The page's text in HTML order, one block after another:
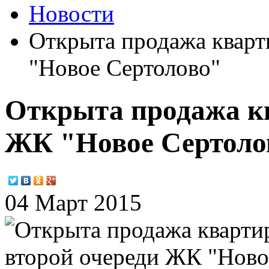
Новости
Открыта продажа
"Новое Сертолово"
Открыта продажа
ЖК "Новое
04 Март 2015